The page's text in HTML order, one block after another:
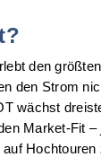
den
den Strom
wächst
Market-Fit